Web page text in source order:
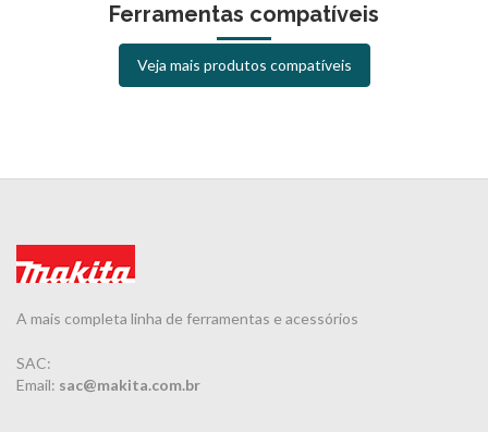
Ferramentas compatíveis
Veja mais produtos compatíveis
A mais completa linha de ferramentas e acessórios
SAC:
Email: sac@makita.com.br